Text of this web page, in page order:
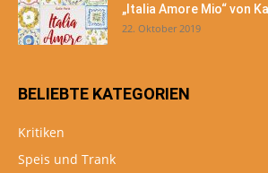
„Italia Amore Mio“ von
22. Oktober 2019
BELIEBTE KATEGORIEN
Kritiken
Speis und Trank